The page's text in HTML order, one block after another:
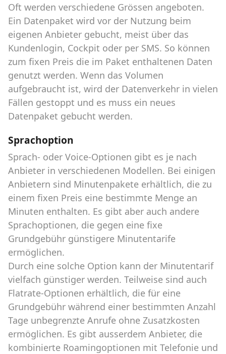
Oft werden verschiedene Grössen angeboten.
Ein Datenpaket wird vor der Nutzung beim
eigenen Anbieter gebucht, meist über das
Kundenlogin, Cockpit oder per SMS. So können
zum fixen Preis die im Paket enthaltenen Daten
genutzt werden. Wenn das Volumen
aufgebraucht ist, wird der Datenverkehr in vielen
Fällen gestoppt und es muss ein neues
Datenpaket gebucht werden.
Sprachoption
Sprach- oder Voice-Optionen gibt es je nach
Anbieter in verschiedenen Modellen. Bei einigen
Anbietern sind Minutenpakete erhältlich, die zu
einem fixen Preis eine bestimmte Menge an
Minuten enthalten. Es gibt aber auch andere
Sprachoptionen, die gegen eine fixe
Grundgebühr günstigere Minutentarife
ermöglichen.
Durch eine solche Option kann der Minutentarif
vielfach günstiger werden. Teilweise sind auch
Flatrate-Optionen erhältlich, die für eine
Grundgebühr während einer bestimmten Anzahl
Tage unbegrenzte Anrufe ohne Zusatzkosten
ermöglichen. Es gibt ausserdem Anbieter, die
kombinierte Roamingoptionen mit Telefonie und